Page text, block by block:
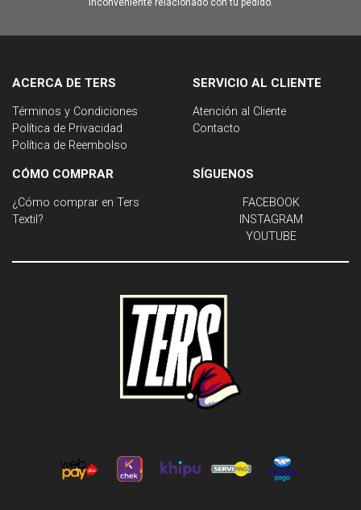
inconveniente relacionado con tu pedido.
ACERCA DE TERS
Términos y Condiciones
Política de Privacidad
Política de Reembolso
SERVICIO AL CLIENTE
Atención al Cliente
Contacto
CÓMO COMPRAR
¿Cómo comprar en Ters
Textil?
SÍGUENOS
FACEBOOK
INSTAGRAM
YOUTUBE